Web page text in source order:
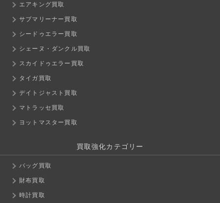
エアキング買取
サブマリーナー買取
シードゥエラー買取
シェーヌ・ダンクル買取
スカイドゥエラー買取
タイガ買取
デイトジャスト買取
マトラッセ買取
ヨットマスター買取
買取強化カテゴリー
バッグ買取
財布買取
時計買取